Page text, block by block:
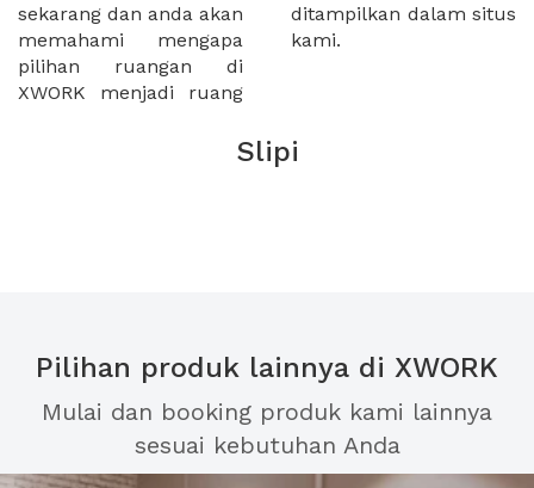
sekarang dan anda akan
memahami mengapa
pilihan ruangan di
XWORK menjadi ruang
ditampilkan dalam situs
kami.
Slipi
Pilihan produk lainnya di XWORK
Mulai dan booking produk kami lainnya
sesuai kebutuhan Anda